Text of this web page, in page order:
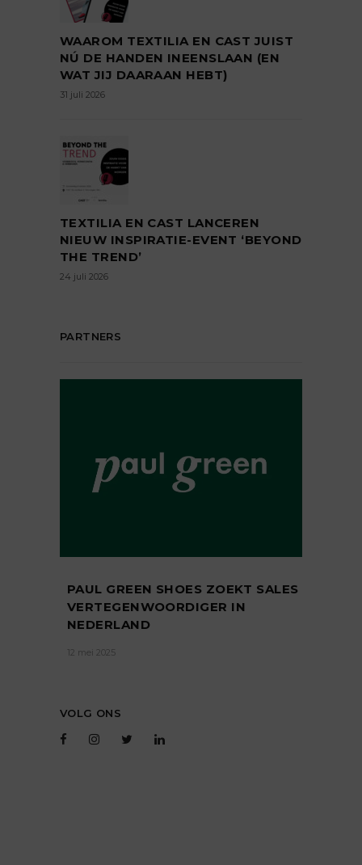
WAAROM TEXTILIA EN CAST JUIST
NÚ DE HANDEN INEENSLAAN (EN
WAT JIJ DAARAAN HEBT)
31 juli 2026
TEXTILIA EN CAST LANCEREN
NIEUW INSPIRATIE-EVENT ‘BEYOND
THE TREND’
24 juli 2026
PARTNERS
PAUL GREEN SHOES ZOEKT SALES
VERTEGENWOORDIGER IN
NEDERLAND
12 mei 2025
VOLG ONS